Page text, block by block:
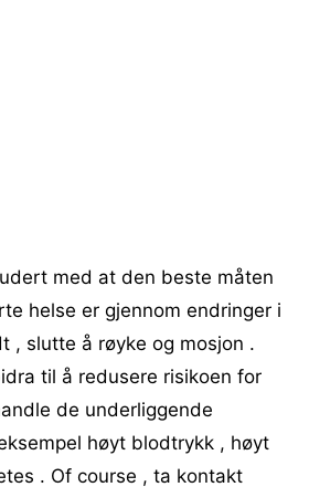
med at den beste måten
helse er gjennom endringer i
, slutte å røyke og mosjon .
til å redusere risikoen for
de underliggende
høyt blodtrykk , høyt
. Of course , ta kontakt